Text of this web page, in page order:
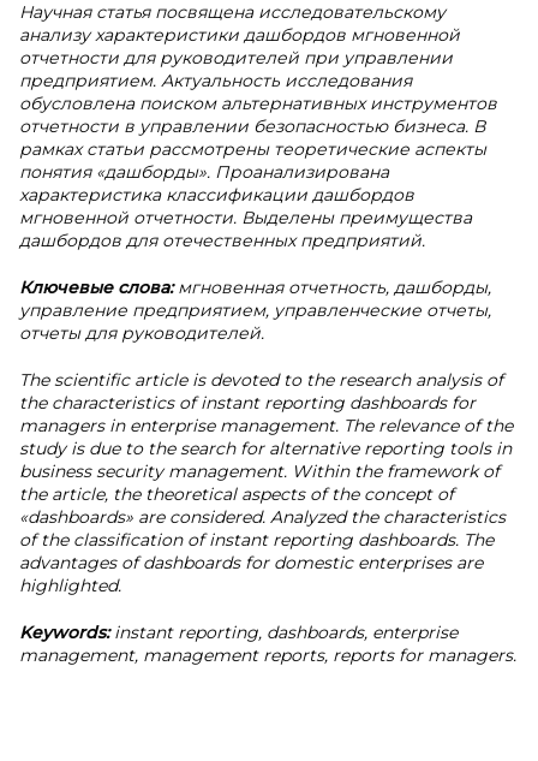
Научная статья посвящена исследовательскому
анализу характеристики дашбордов мгновенной
отчетности для руководителей при управлении
предприятием. Актуальность исследования
обусловлена поиском альтернативных инструментов
отчетности в управлении безопасностью бизнеса. В
рамках статьи рассмотрены теоретические аспекты
понятия «дашборды». Проанализирована
характеристика классификации дашбордов
мгновенной отчетности. Выделены преимущества
дашбордов для отечественных предприятий.
Ключевые слова:мгновенная отчетность, дашборды,
управление предприятием, управленческие отчеты,
отчеты для руководителей.
The scientific article is devoted to the research analysis of
the characteristics of instant reporting dashboards for
managers in enterprise management. The relevance of the
study is due to the search for alternative reporting tools in
business security management. Within the framework of
the article, the theoretical aspects of the concept of
«dashboards» are considered. Analyzed the characteristics
of the classification of instant reporting dashboards. The
advantages of dashboards for domestic enterprises are
highlighted.
Keywords:instant reporting, dashboards, enterprise
management, management reports, reports for managers.